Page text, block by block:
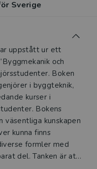
Sverige
uppstått ur ett
och
Boken
i byggteknik,
kurser i
Bokens
kunskapen
kunna finns
formler med
del. Tanken är att